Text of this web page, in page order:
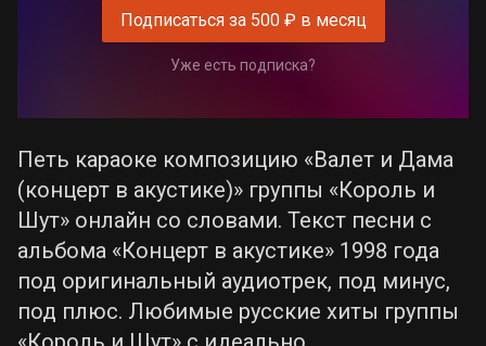
Подписаться за 500 ₽ в месяц
Уже есть подписка?
Петь караоке композицию «Валет и Дама
(концерт в акустике)» группы «Король и
Шут» онлайн со словами. Текст песни с
альбома «Концерт в акустике» 1998 года
под оригинальный аудиотрек, под минус,
под плюс. Любимые русские хиты группы